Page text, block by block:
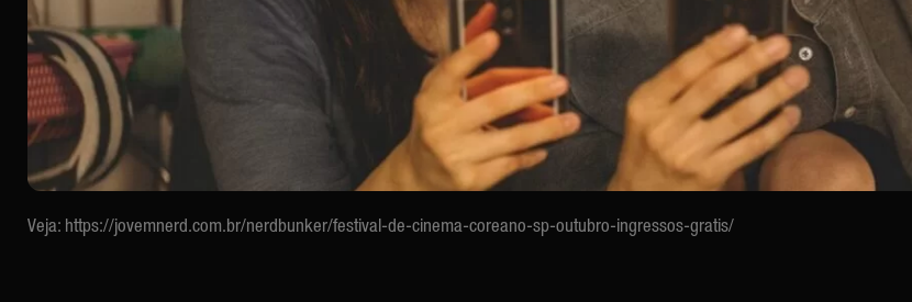
Veja: https://jovemnerd.com.br/nerdbunker/festival-de-cinema-coreano-sp-outubro-ingressos-gratis/